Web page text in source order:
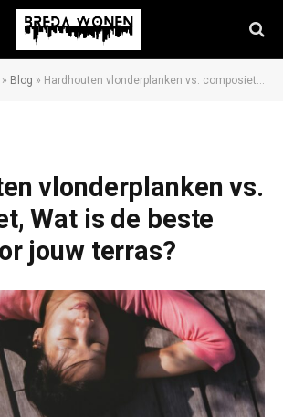
» Blog » Hardhouten vlonderplanken vs. composiet, Wat is de beste keuze voor jouw terras?
vlonderplanken vs.
Wat is de beste
jouw terras?